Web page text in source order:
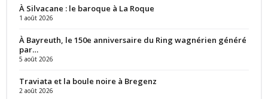
À Silvacane : le baroque à La Roque
1 août 2026
À Bayreuth, le 150e anniversaire du Ring wagnérien généré
par…
5 août 2026
Traviata et la boule noire à Bregenz
2 août 2026